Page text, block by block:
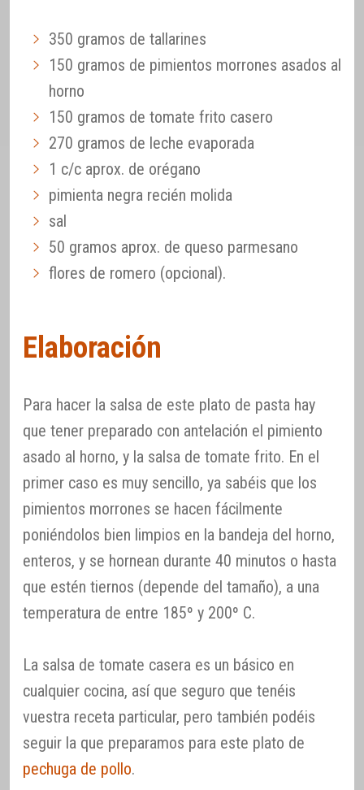
350 gramos de tallarines
150 gramos de pimientos morrones asados al
horno
150 gramos de tomate frito casero
270 gramos de leche evaporada
1 c/c aprox. de orégano
pimienta negra recién molida
sal
50 gramos aprox. de queso parmesano
flores de romero (opcional).
Elaboración
Para hacer la salsa de este plato de pasta hay
que tener preparado con antelación el pimiento
asado al horno, y la salsa de tomate frito. En el
primer caso es muy sencillo, ya sabéis que los
pimientos morrones se hacen fácilmente
poniéndolos bien limpios en la bandeja del horno,
enteros, y se hornean durante 40 minutos o hasta
que estén tiernos (depende del tamaño), a una
temperatura de entre 185º y 200º C.
La salsa de tomate casera es un básico en
cualquier cocina, así que seguro que tenéis
vuestra receta particular, pero también podéis
seguir la que preparamos para este plato de
pechuga de pollo.